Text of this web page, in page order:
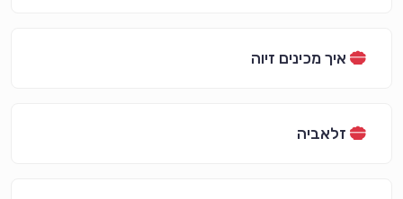
איך מכינים זיוה
זלאביה